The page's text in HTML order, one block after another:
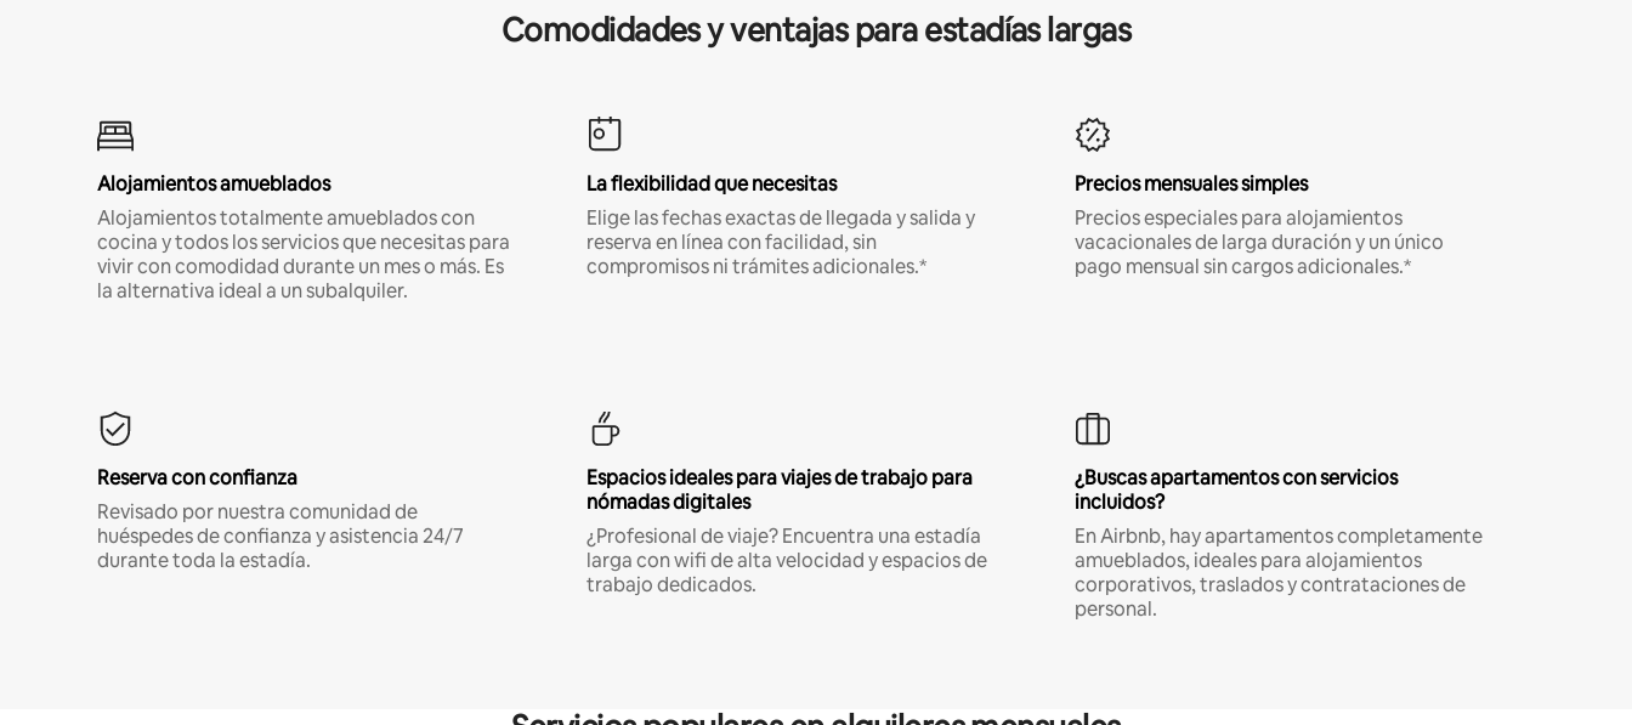
Comodidades y ventajas para estadías largas
Alojamientos amueblados
Alojamientos totalmente amueblados con
cocina y todos los servicios que necesitas para
vivir con comodidad durante un mes o más. Es
la alternativa ideal a un subalquiler.
La flexibilidad que necesitas
Elige las fechas exactas de llegada y salida y
reserva en línea con facilidad, sin
compromisos ni trámites adicionales.*
Precios mensuales simples
Precios especiales para alojamientos
vacacionales de larga duración y un único
pago mensual sin cargos adicionales.*
Reserva con confianza
Revisado por nuestra comunidad de
huéspedes de confianza y asistencia 24/7
durante toda la estadía.
Espacios ideales para viajes de trabajo para
nómadas digitales
¿Profesional de viaje? Encuentra una estadía
larga con wifi de alta velocidad y espacios de
trabajo dedicados.
¿Buscas apartamentos con servicios
incluidos?
En Airbnb, hay apartamentos completamente
amueblados, ideales para alojamientos
corporativos, traslados y contrataciones de
personal.